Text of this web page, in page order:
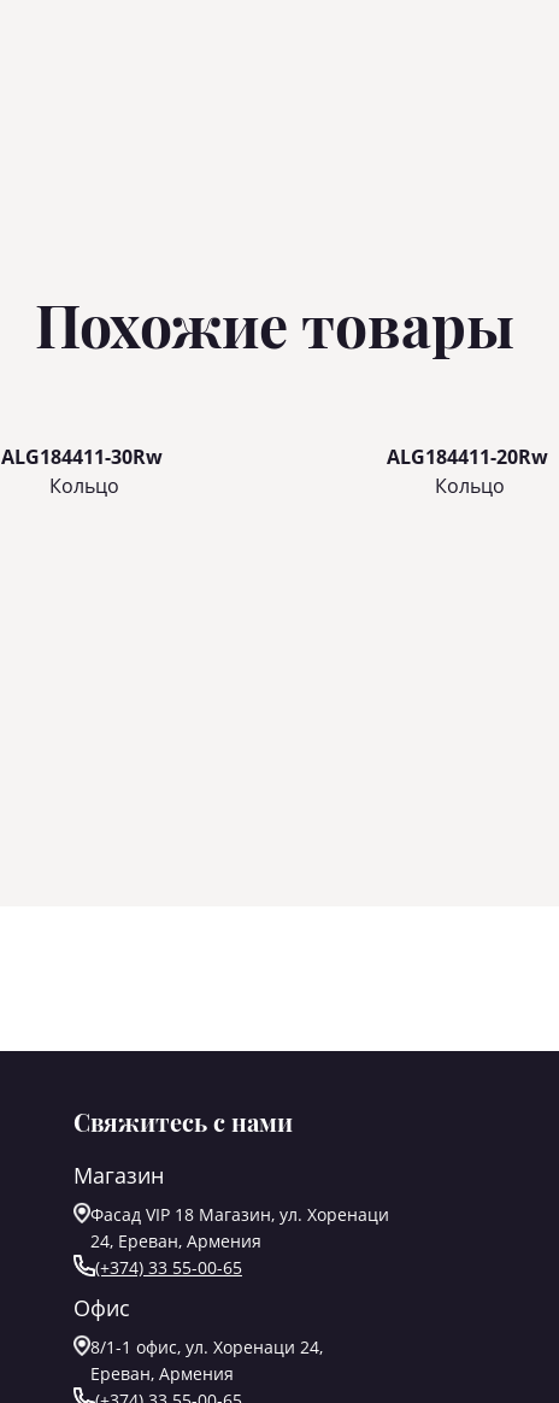
Похожие товары
ALG184411-30Rw
Кольцo
ALG184411-20Rw
Кольцo
Свяжитесь с нами
Магазин
Фасад VIP 18 Магазин, ул. Хоренаци
24, Ереван, Армения
(+374) 33 55-00-65
Офис
8/1-1 офис, ул. Хоренаци 24,
Ереван, Армения